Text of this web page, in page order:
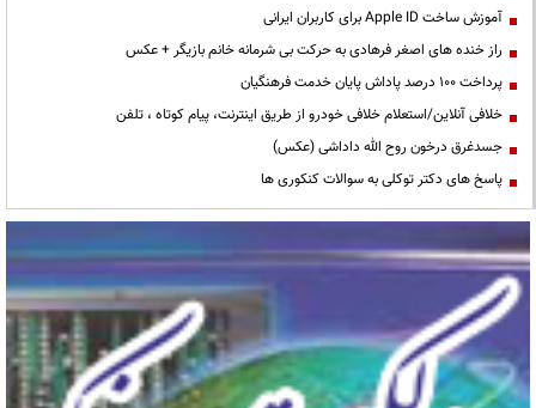
آموزش ساخت Apple ID برای کاربران ایرانی
راز خنده های اصغر فرهادی به حرکت بی شرمانه خانم بازیگر + عکس
پرداخت ۱۰۰ درصد پاداش پایان خدمت فرهنگیان
خلافی آنلاین/استعلام خلافی خودرو از طریق اینترنت، پیام کوتاه ، تلفن
جسدغرق درخون روح الله داداشی (عکس)
پاسخ های دکتر توکلی به سوالات کنکوری ها